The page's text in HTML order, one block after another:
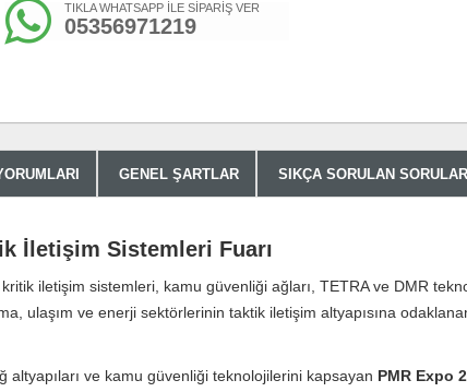
TIKLA WHATSAPP İLE SİPARİŞ VER
05356971219
GENEL ŞARTLAR SIKÇA SORULAN SORULAR
İletişim Sistemleri Fuarı
iletişim sistemleri, kamu güvenliği ağları, TETRA ve DMR
ulaşım ve enerji sektörlerinin taktik iletişim altyapısına
ve kamu güvenliği teknolojilerini kapsayan PMR Expo